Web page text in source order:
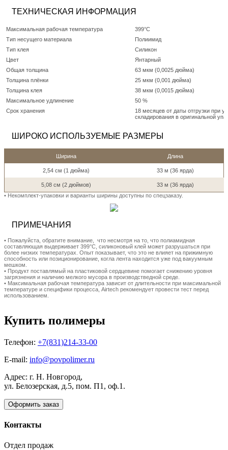
ТЕХНИЧЕСКАЯ ИНФОРМАЦИЯ
Максимальная рабочая температура
399°C
Тип несущего материала
Полиимид
Тип клея
Силикон
Цвет
Янтарный
Общая толщина
63 мкм (0,0025 дюйма)
Толщина плёнки
25 мкм (0,001 дюйма)
Толщина клея
38 мкм (0,0015 дюйма)
Максимальное удлинение
50 %
Срок хранения
18 месяцев от даты отгрузки при
складирования в оригинальной
ШИРОКО ИСПОЛЬЗУЕМЫЕ РАЗМЕРЫ
Ширина Длина
2,54 см (1 дюйма) 33 м (36 ярда)
5,08 см (2 дюймов)
33 м (36 ярда)
• Hекомплект-упаковки и варианты ширины доступны по спецзаказу.
ПРИМЕЧАНИЯ
• Пожалуйста, обратите внимание, что несмотря на то, что полиамидная
составляющая выдерживает 399°С, силиконовый клей может разрушаться при
более низких температурах. Опыт показывает, что это не влияет на прижимную
способность или позиционирование, когла лента находится уже под вакуумным
мешком.
• Продукт поставлямый на пластиковой сердцевине помогает снижению уровня
загрязнения и наличию мелкого мусора в производстведной среде.
• Максимальная рабочая температура зависит от длительности при максимальной
температуре и специфики процесса, Airtech рекомендует провести тест перед
использованием.
Купить полимеры
Телефон: +7(831)214-33-00
E-mail: info@povpolimer.ru
Адрес: г. Н. Новгород,
ул. Белозерская, д.5, пом. П1, оф.1.
Оформить заказ
Контакты
Отдел продаж